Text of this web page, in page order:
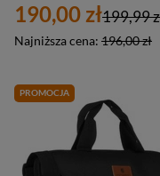
190,00 zł
Najniższa cena: 196,00 zł
199,99
PROMOCJA